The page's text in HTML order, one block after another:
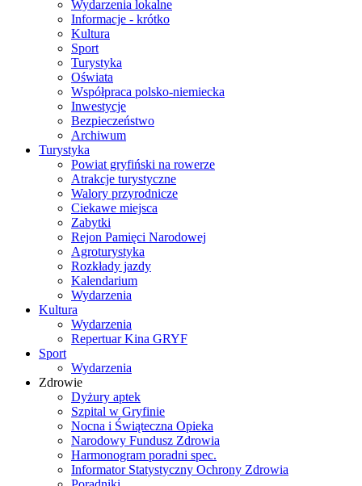
Wydarzenia lokalne
Informacje - krótko
Kultura
Sport
Turystyka
Oświata
Współpraca polsko-niemiecka
Inwestycje
Bezpieczeństwo
Archiwum
Turystyka
Powiat gryfiński na rowerze
Atrakcje turystyczne
Walory przyrodnicze
Ciekawe miejsca
Zabytki
Rejon Pamięci Narodowej
Agroturystyka
Rozkłady jazdy
Kalendarium
Wydarzenia
Kultura
Wydarzenia
Repertuar Kina GRYF
Sport
Wydarzenia
Zdrowie
Dyżury aptek
Szpital w Gryfinie
Nocna i Świąteczna Opieka
Narodowy Fundusz Zdrowia
Harmonogram poradni spec.
Informator Statystyczny Ochrony Zdrowia